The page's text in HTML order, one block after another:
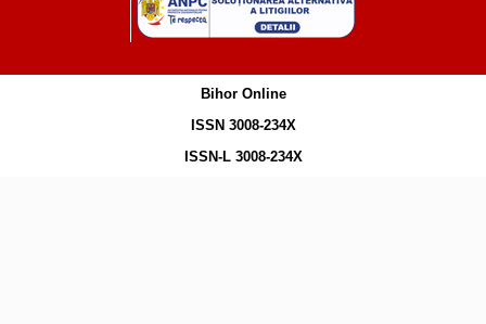
Bihor Online
ISSN 3008-234X
ISSN-L 3008-234X